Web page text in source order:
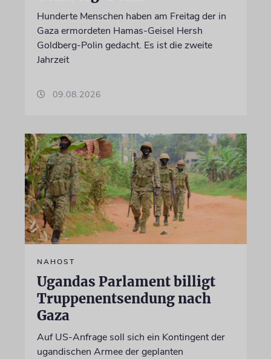
Hunderte Menschen haben am Freitag der in
Gaza ermordeten Hamas-Geisel Hersh
Goldberg-Polin gedacht. Es ist die zweite
Jahrzeit
09.08.2026
NAHOST
Ugandas Parlament billigt
Truppenentsendung nach
Gaza
Auf US-Anfrage soll sich ein Kontingent der
ugandischen Armee der geplanten